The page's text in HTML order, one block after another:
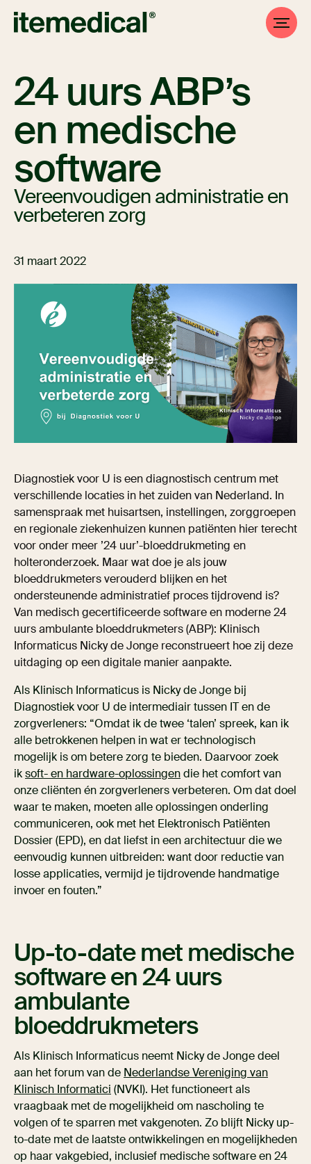
24 uurs ABP’s
en medische
software
Vereenvoudigen administratie en
verbeteren zorg
31 maart 2022
Diagnostiek voor U is een diagnostisch centrum met
verschillende locaties in het zuiden van Nederland. In
samenspraak met huisartsen, instellingen, zorggroepen
en regionale ziekenhuizen kunnen patiënten hier terecht
voor onder meer ’24 uur’-bloeddrukmeting en
holteronderzoek. Maar wat doe je als jouw
bloeddrukmeters verouderd blijken en het
ondersteunende administratief proces tijdrovend is?
Van medisch gecertificeerde software en moderne 24
uurs ambulante bloeddrukmeters (ABP): Klinisch
Informaticus Nicky de Jonge reconstrueert hoe zij deze
uitdaging op een digitale manier aanpakte.
Als Klinisch Informaticus is Nicky de Jonge bij
Diagnostiek voor U de intermediair tussen IT en de
zorgverleners: “Omdat ik de twee ‘talen’ spreek, kan ik
alle betrokkenen helpen in wat er technologisch
mogelijk is om betere zorg te bieden. Daarvoor zoek
iksoft- en hardware-oplossingendie het comfort van
onze cliënten én zorgverleners verbeteren. Om dat doel
waar te maken, moeten alle oplossingen onderling
communiceren, ook met het Elektronisch Patiënten
Dossier (EPD), en dat liefst in een architectuur die we
eenvoudig kunnen uitbreiden: want door reductie van
losse applicaties, vermijd je tijdrovende handmatige
invoer en fouten.”
Up-to-date met medische
software en 24 uurs
ambulante
bloeddrukmeters
Als Klinisch Informaticus neemt Nicky de Jonge deel
aan het forum van de Nederlandse Vereniging van
Klinisch Informatici (NVKI). Het functioneert als
vraagbaak met de mogelijkheid om nascholing te
volgen of te sparren met vakgenoten. Zo blijft Nicky up-
to-date met de laatste ontwikkelingen en mogelijkheden
op haar vakgebied, inclusief medische software en 24